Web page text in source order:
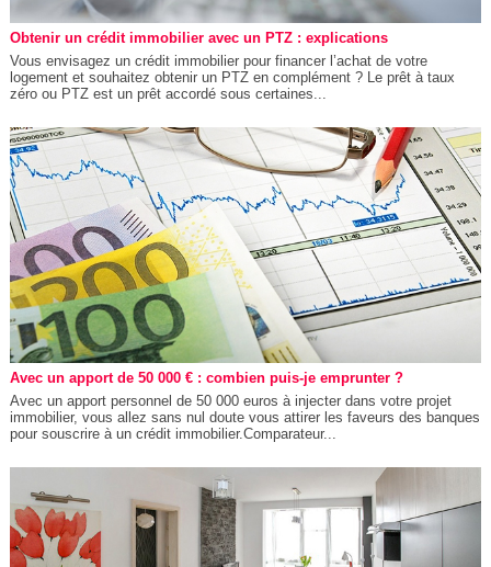
Obtenir un crédit immobilier avec un PTZ : explications
Vous envisagez un crédit immobilier pour financer l’achat de votre
logement et souhaitez obtenir un PTZ en complément ? Le prêt à taux
zéro ou PTZ est un prêt accordé sous certaines...
Avec un apport de 50 000 € : combien puis-je emprunter ?
Avec un apport personnel de 50 000 euros à injecter dans votre projet
immobilier, vous allez sans nul doute vous attirer les faveurs des banques
pour souscrire à un crédit immobilier.Comparateur...